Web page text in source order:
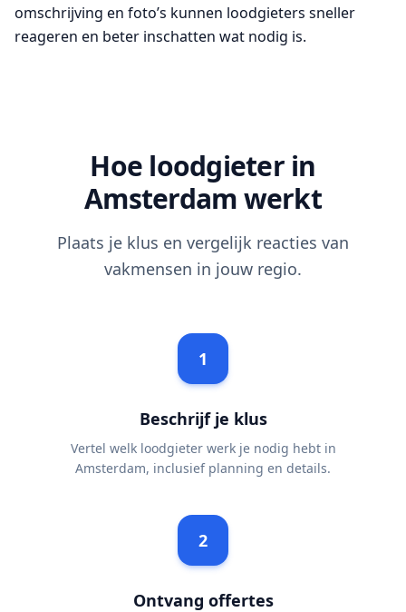
omschrijving en foto’s kunnen loodgieters sneller
reageren en beter inschatten wat nodig is.
Hoe loodgieter in
Amsterdam werkt
Plaats je klus en vergelijk reacties van
vakmensen in jouw regio.
1
Beschrijf je klus
Vertel welk loodgieter werk je nodig hebt in
Amsterdam, inclusief planning en details.
2
Ontvang offertes